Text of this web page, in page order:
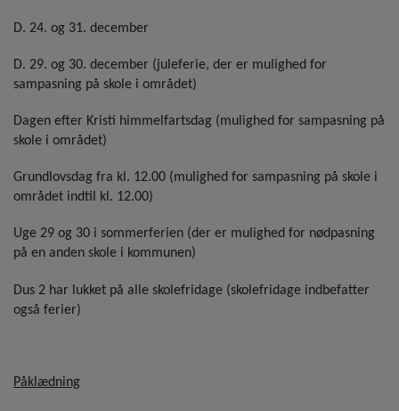
D. 24. og 31. december
D. 29. og 30. december (juleferie, der er mulighed for
sampasning på skole i området)
Dagen efter Kristi himmelfartsdag (mulighed for sampasning på
skole i området)
Grundlovsdag fra kl. 12.00 (mulighed for sampasning på skole i
området indtil kl. 12.00)
Uge 29 og 30 i sommerferien (der er mulighed for nødpasning
på en anden skole i kommunen)
Dus 2 har lukket på alle skolefridage (skolefridage indbefatter
også ferier)
Påklædning